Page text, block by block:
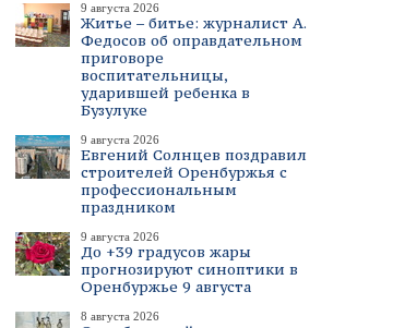
9 августа 2026
Житье – битье: журналист А.
Федосов об оправдательном
приговоре
воспитательницы,
ударившей ребенка в
Бузулуке
9 августа 2026
Евгений Солнцев поздравил
строителей Оренбуржья с
профессиональным
праздником
9 августа 2026
До +39 градусов жары
прогнозируют синоптики в
Оренбуржье 9 августа
8 августа 2026